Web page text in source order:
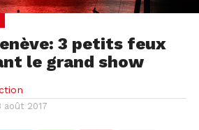
3 petits feux
le grand show
août 2017